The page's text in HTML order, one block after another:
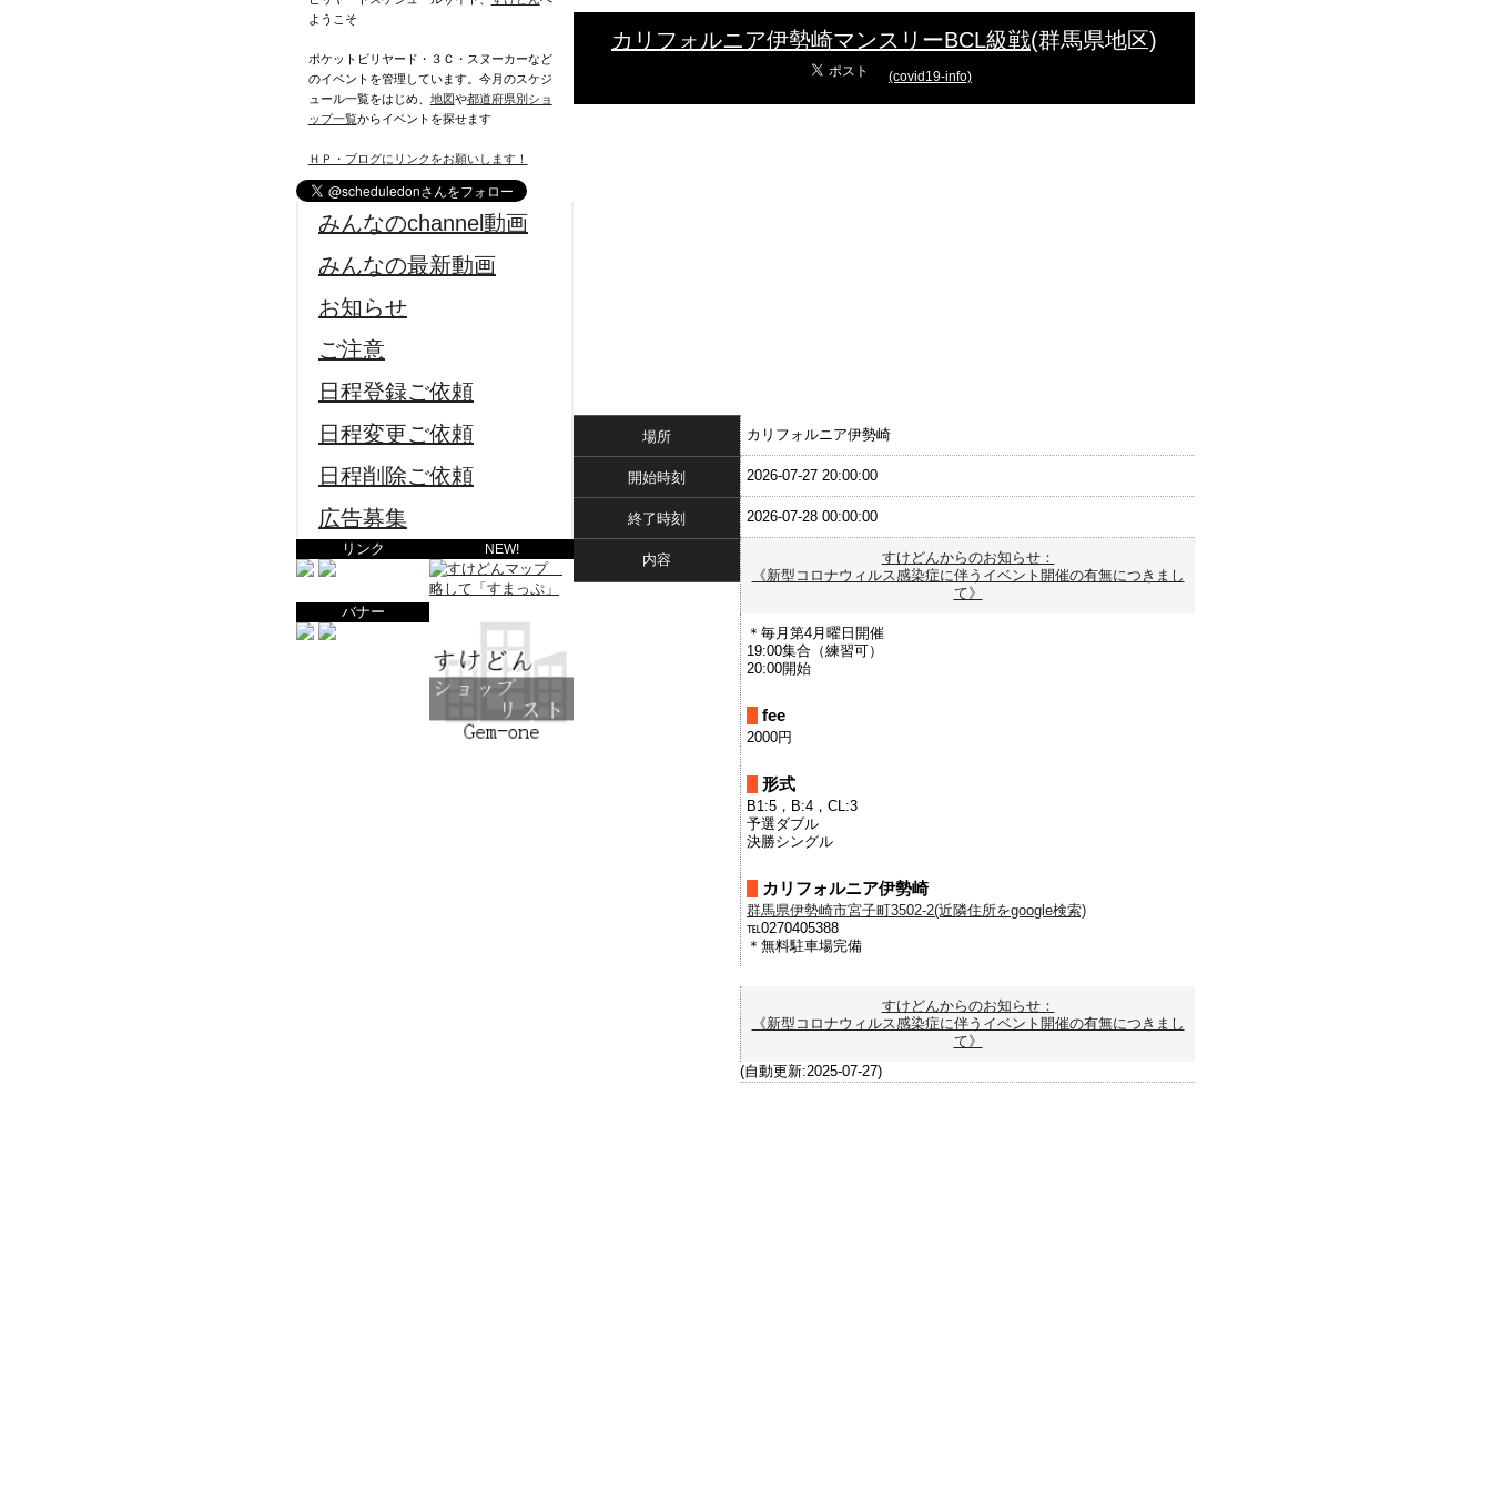
ようこそ
ポケットビリヤード・３Ｃ・スヌーカーなど
のイベントを管理しています。今月のスケジ
ュール一覧をはじめ、 地図や都道府県別ショ
ップ一覧からイベントを探せます
ＨＰ・ブログにリンクをお願いします！
みんなのchannel動画
みんなの最新動画
お知らせ
ご注意
日程登録ご依頼
日程変更ご依頼
日程削除ご依頼
広告募集
リンク
バナー
NEW!
カリフォルニア伊勢崎マンスリーBCL級戦(群馬県地区)
(covid19-info)
場所 カリフォルニア伊勢崎
開始時刻 2026-07-27 20:00:00
終了時刻 2026-07-28 00:00:00
内容
すけどんからのお知らせ：
《新型コロナウィルス感染症に伴うイベント開催の有無につきまし
て》
＊毎月第4月曜日開催
19:00集合（練習可）
20:00開始
fee
2000円
形式
B1:5，B:4，CL:3
予選ダブル
決勝シングル
カリフォルニア伊勢崎
群馬県伊勢崎市宮子町3502-2(近隣住所をgoogle検索)
℡0270405388
＊無料駐車場完備
すけどんからのお知らせ：
《新型コロナウィルス感染症に伴うイベント開催の有無につきまし
て》
(自動更新:2025-07-27)